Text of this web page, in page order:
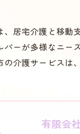
、居宅介護と移動
パーが多様なニー
の介護サービスは
有限会